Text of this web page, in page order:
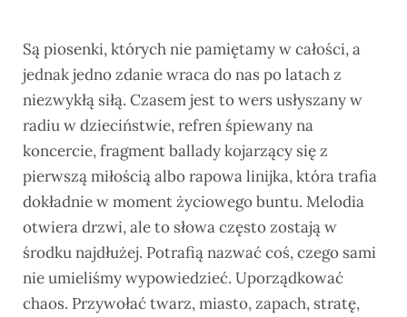
Są piosenki, których nie pamiętamy w całości, a
jednak jedno zdanie wraca do nas po latach z
niezwykłą siłą. Czasem jest to wers usłyszany w
radiu w dzieciństwie, refren śpiewany na
koncercie, fragment ballady kojarzący się z
pierwszą miłością albo rapowa linijka, która trafia
dokładnie w moment życiowego buntu. Melodia
otwiera drzwi, ale to słowa często zostają w
środku najdłużej. Potrafią nazwać coś, czego sami
nie umieliśmy wypowiedzieć. Uporządkować
chaos. Przywołać twarz, miasto, zapach, stratę,